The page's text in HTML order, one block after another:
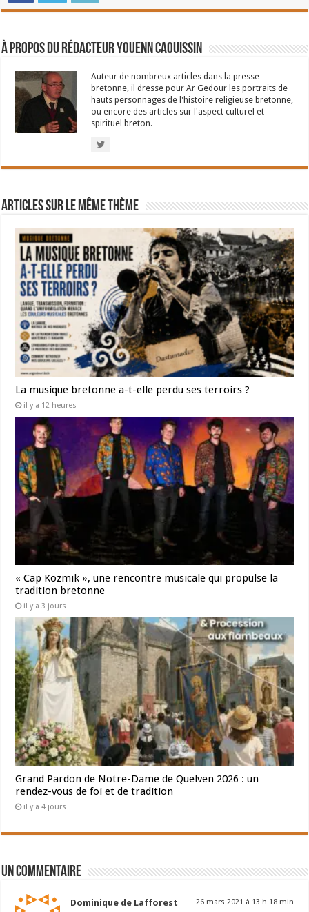
À propos du rédacteur Youenn Caouissin
Auteur de nombreux articles dans la presse
bretonne, il dresse pour Ar Gedour les portraits de
hauts personnages de l'histoire religieuse bretonne,
ou encore des articles sur l'aspect culturel et
spirituel breton.
Articles sur le même thème
La musique bretonne a-t-elle perdu ses terroirs ?
il y a 12 heures
« Cap Kozmik », une rencontre musicale qui propulse la
tradition bretonne
il y a 3 jours
Grand Pardon de Notre-Dame de Quelven 2026 : un
rendez-vous de foi et de tradition
il y a 4 jours
Un commentaire
Dominique de Lafforest 26 mars 2021 à 13 h 18 min